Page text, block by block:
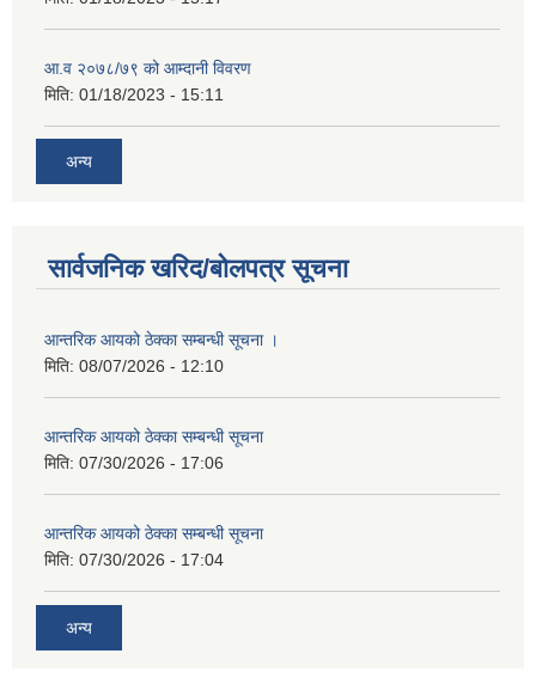
आ.व २०७८/७९ को आम्दानी विवरण
मिति: 01/18/2023 - 15:11
अन्य
सार्वजनिक खरिद/बोलपत्र सूचना
आन्तरिक आयको ठेक्का सम्बन्धी सूचना ।
मिति: 08/07/2026 - 12:10
आन्तरिक आयको ठेक्का सम्बन्धी सूचना
मिति: 07/30/2026 - 17:06
आन्तरिक आयको ठेक्का सम्बन्धी सूचना
मिति: 07/30/2026 - 17:04
अन्य